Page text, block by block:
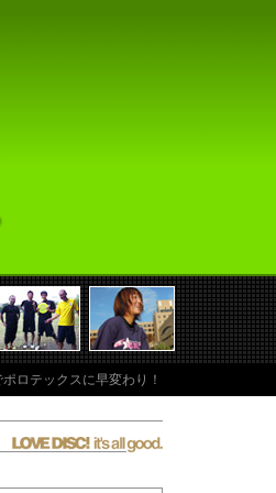
ロテックスに早変わり！